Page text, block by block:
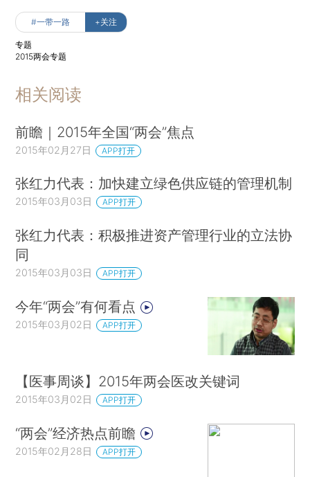
#一带一路 +关注
专题
2015两会专题
相关阅读
前瞻｜2015年全国“两会”焦点
2015年02月27日 APP打开
张红力代表：加快建立绿色供应链的管理机制
2015年03月03日 APP打开
张红力代表：积极推进资产管理行业的立法协
同
2015年03月03日 APP打开
今年“两会”有何看点
2015年03月02日 APP打开
【医事周谈】2015年两会医改关键词
2015年03月02日 APP打开
“两会”经济热点前瞻
2015年02月28日 APP打开